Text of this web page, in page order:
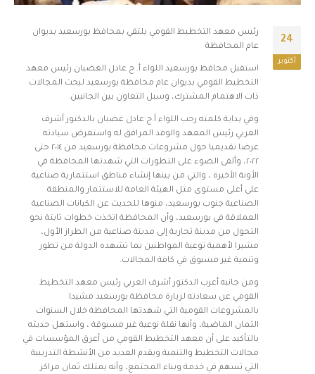
24
أكتوبر
رئيس معهد التخطيط القومي يلتقي بمحافظ بورسعيد بديوان
عام المحافظة
استقبل محافظ بورسعيد اللواء أ. ح عادل الغضبان رئيس معهد
التخطيط القومي بديوان عام محافظة بورسعيد لبحث المجالات
ذات الاهتمام المشترك، وسبل التعاون بين الجانبين.
وفي بداية كلمته رحب اللواء أ.ح عادل غضبان بالدكتور أشرف
العربي رئيس المعهد والوفد المرافق له واستعرض سيادته
عرضا تقديميا حول مشروعات محافظة بورسعيد من ٢٠١٤ حتى
٢٠٢٢، وألقى الضوء على التطورات التي شهدتها المحافظة في
الأونة الأخيرة ، والتي من بينها إنشاء مناطق استثمارية صناعية
على أعلى مستوى مثل الهيئة العامة للاستثمار والمنطقة
الصناعية جنوب بورسعيد، منوها للحديث عن الكيانات الصناعية
العملاقة في بورسعيد، وأن المحافظة اتخذت خطوات ثابتة نحو
التحول من مدينة تجارية إلى مدينة صناعية من الطراز الأول،
مشيرا لأهمية توعية المواطنين بما تشهده الدولة من تطور
وتنمية غير مسبوق في كافة المجالات.
ومن جانبه أعرب الدكتور أشرف العربي رئيس معهد التخطيط
القومي عن سعادته لزيارة محافظة بورسعيد مشيدا
بالمشروعات القومية التي شهدتها المحافظة خلال السنوات
الثمان الماضية، وأنها نقلة نوعية غير مسبوقة ، واستهل حديثه
بالتأكيد على أن معهد التخطيط القومي من أعرق المؤسسات في
مجالات التخطيط والتنمية ويقدم العديد من الأنشطة التدريببة
التي تسهم في خدمة وبناء المجتمع، وأنه يمتلك ثمان مراكز